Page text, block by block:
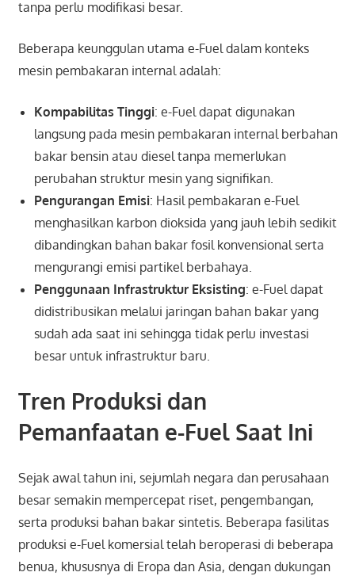
tanpa perlu modifikasi besar.
Beberapa keunggulan utama e-Fuel dalam konteks
mesin pembakaran internal adalah:
Kompabilitas Tinggi: e-Fuel dapat digunakan
langsung pada mesin pembakaran internal berbahan
bakar bensin atau diesel tanpa memerlukan
perubahan struktur mesin yang signifikan.
Pengurangan Emisi: Hasil pembakaran e-Fuel
menghasilkan karbon dioksida yang jauh lebih sedikit
dibandingkan bahan bakar fosil konvensional serta
mengurangi emisi partikel berbahaya.
Penggunaan Infrastruktur Eksisting: e-Fuel dapat
didistribusikan melalui jaringan bahan bakar yang
sudah ada saat ini sehingga tidak perlu investasi
besar untuk infrastruktur baru.
Tren Produksi dan
Pemanfaatan e-Fuel Saat Ini
Sejak awal tahun ini, sejumlah negara dan perusahaan
besar semakin mempercepat riset, pengembangan,
serta produksi bahan bakar sintetis. Beberapa fasilitas
produksi e-Fuel komersial telah beroperasi di beberapa
benua, khususnya di Eropa dan Asia, dengan dukungan